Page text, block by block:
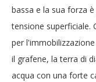
bassa e la sua forza
tensione superficiale.
per
il grafene, la terra di
acqua con una forte